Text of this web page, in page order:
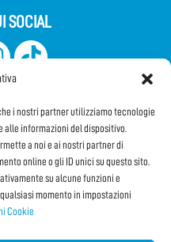
i nostri partner utilizziamo tecnologie
alle informazioni del dispositivo.
a noi e ai nostri partner di
online o gli ID unici su questo sito.
su alcune funzioni e
momento in impostazioni
Cookie
SOCIAL
PAGINA!